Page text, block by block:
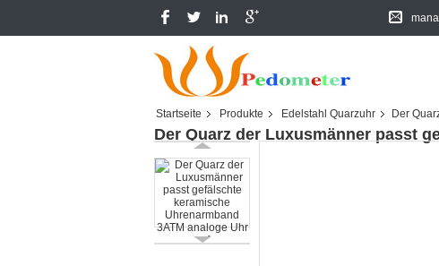
Startseite Produkte Edelstahl Quarzuhr Der
Der Quarz der Luxusmänner passt